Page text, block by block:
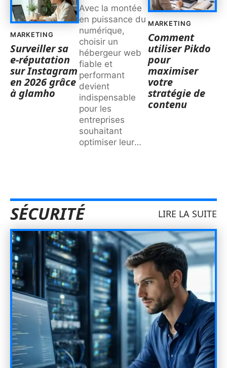
MARKETING
Surveiller sa
e-réputation
sur Instagram
en 2026 grâce
à glamho
Avec la montée
en puissance du
numérique,
choisir un
hébergeur web
fiable et
performant
devient
indispensable
pour les
entreprises
souhaitant
optimiser leur…
MARKETING
Comment
utiliser Pikdo
pour
maximiser
votre
stratégie de
contenu
SÉCURITÉ LIRE LA SUITE